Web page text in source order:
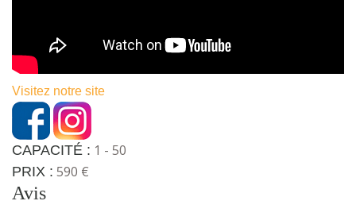
Visitez notre site
CAPACITÉ : 1 - 50
PRIX : 590 €
Avis